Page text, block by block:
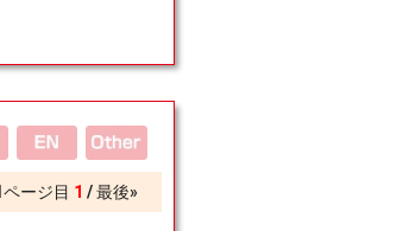
ページ目 1 最後»